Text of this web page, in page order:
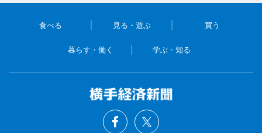
食べる 見る・遊ぶ 買う
暮らす・働く 学ぶ・知る